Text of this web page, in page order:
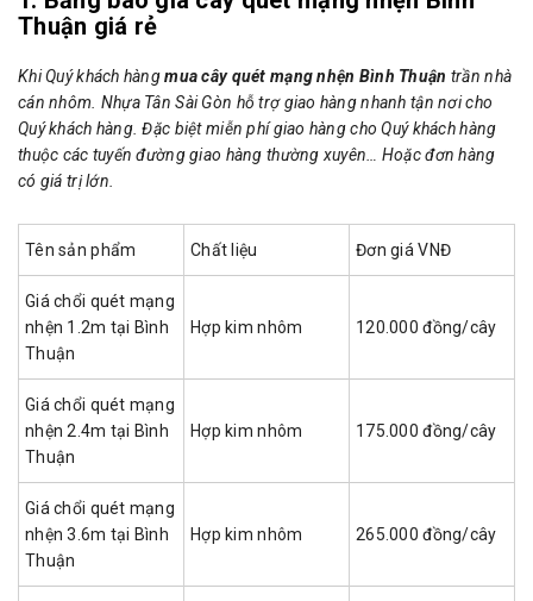
Thuận giá rẻ
Khi Quý khách hàngmua cây quét mạng nhện Bình Thuận trần nhà
cán nhôm. Nhựa Tân Sài Gòn hỗ trợ giao hàng nhanh tận nơi cho
Quý khách hàng. Đặc biệt miễn phí giao hàng cho Quý khách hàng
thuộc các tuyến đường giao hàng thường xuyên… Hoặc đơn hàng
có giá trị lớn.
Tên sản phẩm Chất liệu Đơn giá VNĐ
Giá chổi quét mạng
nhện 1.2m tại Bình
Thuận
Hợp kim nhôm 120.000 đồng/cây
Giá chổi quét mạng
nhện 2.4m tại Bình
Thuận
Hợp kim nhôm 175.000 đồng/cây
Giá chổi quét mạng
nhện 3.6m tại Bình
Thuận
Hợp kim nhôm 265.000 đồng/cây